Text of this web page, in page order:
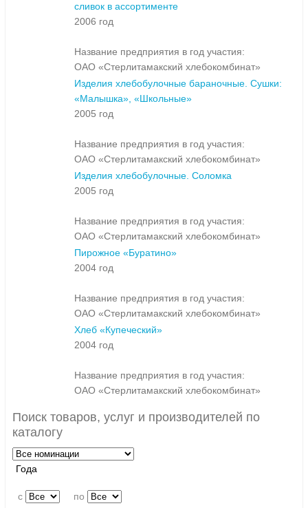
сливок в ассортименте
2006 год
Название предприятия в год участия:
ОАО «Стерлитамакский хлебокомбинат»
Изделия хлебобулочные бараночные. Сушки:
«Малышка», «Школьные»
2005 год
Название предприятия в год участия:
ОАО «Стерлитамакский хлебокомбинат»
Изделия хлебобулочные. Соломка
2005 год
Название предприятия в год участия:
ОАО «Стерлитамакский хлебокомбинат»
Пирожное «Буратино»
2004 год
Название предприятия в год участия:
ОАО «Стерлитамакский хлебокомбинат»
Хлеб «Купеческий»
2004 год
Название предприятия в год участия:
ОАО «Стерлитамакский хлебокомбинат»
Поиск товаров, услуг и производителей по
каталогу
Года
c по